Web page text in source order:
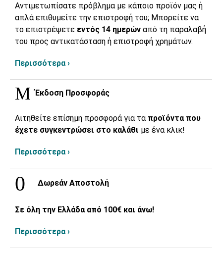
Αντιμετωπίσατε πρόβλημα με κάποιο προϊόν μας ή
απλά επιθυμείτε την επιστροφή του; Μπορείτε να
το επιστρέψετε εντός 14 ημερών από τη παραλαβή
του προς αντικατάσταση ή επιστροφή χρημάτων.
Περισσότερα ›
Έκδοση Προσφοράς
Αιτηθείτε επίσημη προσφορά για τα προϊόντα που
έχετε συγκεντρώσει στο καλάθι με ένα κλικ!
Περισσότερα ›
Δωρεάν Αποστολή
Σε όλη την Ελλάδα από 100€ και άνω!
Περισσότερα ›